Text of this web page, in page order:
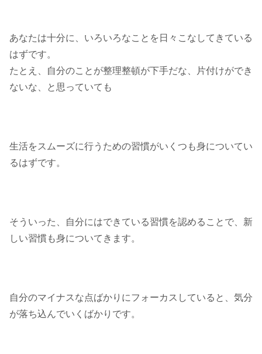
あなたは十分に、いろいろなことを日々こなしてきている
はずです。
たとえ、自分のことが整理整頓が下手だな、片付けができ
ないな、と思っていても
生活をスムーズに行うための習慣がいくつも身についてい
るはずです。
そういった、自分にはできている習慣を認めることで、新
しい習慣も身についてきます。
自分のマイナスな点ばかりにフォーカスしていると、気分
が落ち込んでいくばかりです。